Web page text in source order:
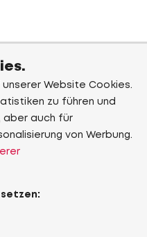
Website Cookies.
zu führen und
aber auch für
von Werbung.
setzen: